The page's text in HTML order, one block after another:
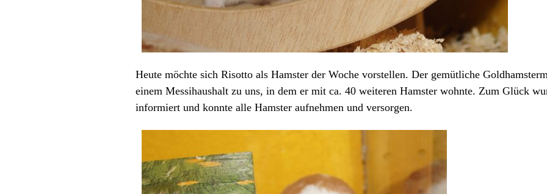
Heute möchte sich Risotto als Hamster der Woche vorstellen. Der gemütliche
einem Messihaushalt zu uns, in dem er mit ca. 40 weiteren Hamster wohnte. Zum Glück
informiert und konnte alle Hamster aufnehmen und versorgen.